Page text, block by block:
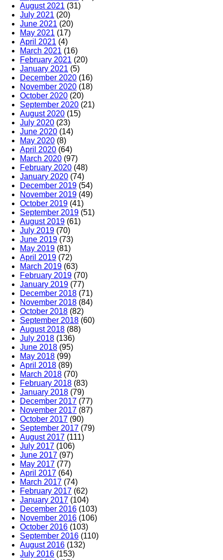
August 2021 (31)
July 2021 (20)
June 2021 (20)
May 2021 (17)
April 2021 (4)
March 2021 (16)
February 2021 (20)
January 2021 (5)
December 2020 (16)
November 2020 (18)
October 2020 (20)
September 2020 (21)
August 2020 (15)
July 2020 (23)
June 2020 (14)
May 2020 (8)
April 2020 (64)
March 2020 (97)
February 2020 (48)
January 2020 (74)
December 2019 (54)
November 2019 (49)
October 2019 (41)
September 2019 (51)
August 2019 (61)
July 2019 (70)
June 2019 (73)
May 2019 (81)
April 2019 (72)
March 2019 (63)
February 2019 (70)
January 2019 (77)
December 2018 (71)
November 2018 (84)
October 2018 (82)
September 2018 (60)
August 2018 (88)
July 2018 (136)
June 2018 (95)
May 2018 (99)
April 2018 (89)
March 2018 (70)
February 2018 (83)
January 2018 (79)
December 2017 (77)
November 2017 (87)
October 2017 (90)
September 2017 (79)
August 2017 (111)
July 2017 (106)
June 2017 (97)
May 2017 (77)
April 2017 (64)
March 2017 (74)
February 2017 (62)
January 2017 (104)
December 2016 (103)
November 2016 (106)
October 2016 (103)
September 2016 (110)
August 2016 (132)
July 2016 (153)